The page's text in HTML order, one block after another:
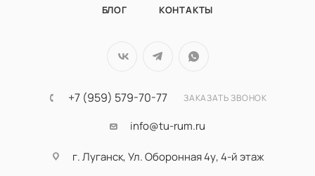
БЛОГ
КОНТАКТЫ
+7 (959) 579-70-77 ЗАКАЗАТЬ ЗВОНОК
info@tu-rum.ru
г. Луганск, Ул. Оборонная 4у, 4-й этаж